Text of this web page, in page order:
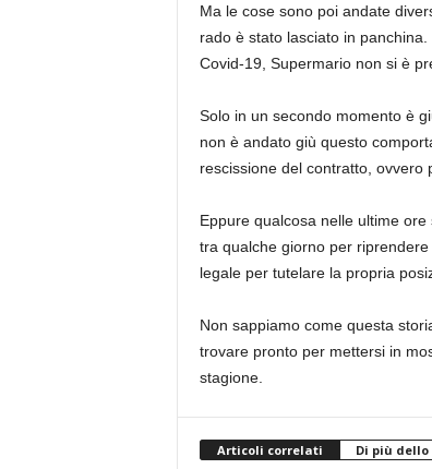
Ma le cose sono poi andate
rado è stato lasciato in
Covid-19, Supermario non si è
Solo in un secondo momento è
non è andato giù questo
rescissione del contratto, ovvero
Eppure qualcosa nelle ultime
tra qualche giorno per
legale per tutelare la propria
Non sappiamo come questa
trovare pronto per mettersi in
stagione.
Articoli correlati Di più